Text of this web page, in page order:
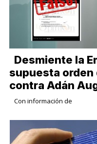
Desmiente la
supuesta orden
contra Adán
Con información de